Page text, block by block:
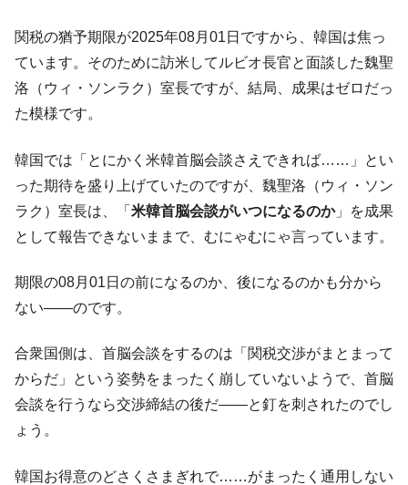
関税の猶予期限が2025年08月01日ですから、韓国は焦っ
ています。そのために訪米してルビオ長官と面談した魏聖
洛（ウィ・ソンラク）室長ですが、結局、成果はゼロだっ
た模様です。
韓国では「とにかく米韓首脳会談さえできれば……」とい
った期待を盛り上げていたのですが、魏聖洛（ウィ・ソン
ラク）室長は、「 米韓首脳会談がいつになるのか」を成果
として報告できないままで、むにゃむにゃ言っています。
期限の08月01日の前になるのか、後になるのかも分から
ない――のです。
合衆国側は、首脳会談をするのは「関税交渉がまとまって
からだ」という姿勢をまったく崩していないようで、首脳
会談を行うなら交渉締結の後だ――と釘を刺されたのでし
ょう。
韓国お得意のどさくさまぎれで……がまったく通用しない